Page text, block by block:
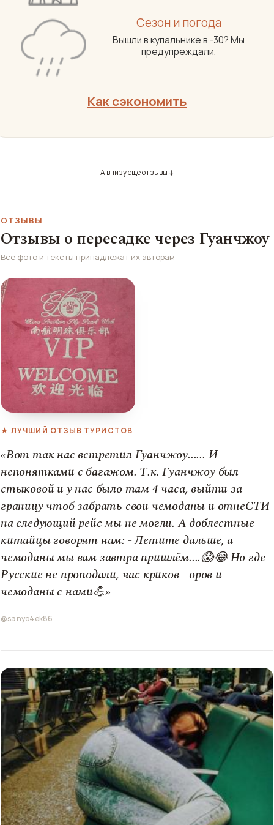
Сезон и погода
Вышли в купальнике в -30? Мы
предупреждали.
Как сэкономить
А внизу еще отзывы ↓
ОТЗЫВЫ
Отзывы о пересадке через Гуанчжоу
Все фото и тексты принадлежат их авторам
★ ЛУЧШИЙ ОТЗЫВ ТУРИСТОВ
«Вот так нас встретил Гуанчжоу...... И
непонятками с багажом. Т.к. Гуанчжоу был
стыковой и у нас было там 4 часа, выйти за
границу чтоб забрать свои чемоданы и отнеСТИ
на следующий рейс мы не могли. А доблестные
китайцы говорят нам: - Летите дальше, а
чемоданы мы вам завтра пришлём....😱😂 Но где
Русские не проподали, час криков - оров и
чемоданы с нами💪»
@sanyo4ek86